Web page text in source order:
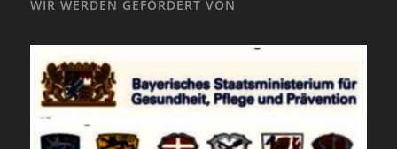
WIR WERDEN GEFÖRDERT VON